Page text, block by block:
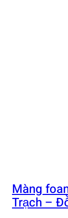
Màng
Trạch –